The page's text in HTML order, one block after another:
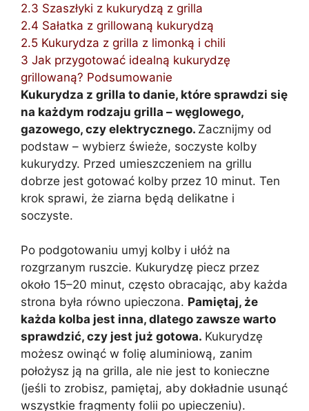
2.3 Szaszłyki z kukurydzą z grilla
2.4 Sałatka z grillowaną kukurydzą
2.5 Kukurydza z grilla z limonką i chili
3 Jak przygotować idealną kukurydzę
grillowaną? Podsumowanie
Kukurydza z grilla to danie, które sprawdzi się
na każdym rodzaju grilla – węglowego,
gazowego, czy elektrycznego. Zacznijmy od
podstaw – wybierz świeże, soczyste kolby
kukurydzy. Przed umieszczeniem na grillu
dobrze jest gotować kolby przez 10 minut. Ten
krok sprawi, że ziarna będą delikatne i
soczyste.
Po podgotowaniu umyj kolby i ułóż na
rozgrzanym ruszcie. Kukurydzę piecz przez
około 15–20 minut, często obracając, aby każda
strona była równo upieczona. Pamiętaj, że
każda kolba jest inna, dlatego zawsze warto
sprawdzić, czy jest już gotowa. Kukurydzę
możesz owinąć w folię aluminiową, zanim
położysz ją na grilla, ale nie jest to konieczne
(jeśli to zrobisz, pamiętaj, aby dokładnie usunąć
wszystkie fragmenty folii po upieczeniu).